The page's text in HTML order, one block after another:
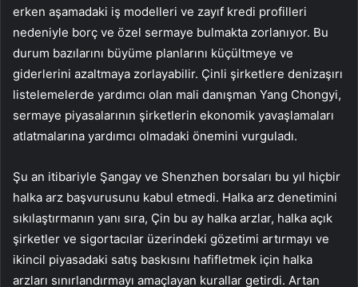
erken aşamadaki iş modelleri ve zayıf kredi profilleri
nedeniyle borç ve özel sermaye bulmakta zorlanıyor. Bu
durum bazılarını büyüme planlarını küçültmeye ve
giderlerini azaltmaya zorlayabilir. Çinli şirketlere denizaşırı
listelemelerde yardımcı olan mali danışman Yang Chongyi,
sermaye piyasalarının şirketlerin ekonomik yavaşlamaları
atlatmalarına yardımcı olmadaki önemini vurguladı.
Şu an itibariyle Şangay ve Shenzhen borsaları bu yıl hiçbir
halka arz başvurusunu kabul etmedi. Halka arz denetimini
sıkılaştırmanın yanı sıra, Çin bu ay halka arzlar, halka açık
şirketler ve sigortacılar üzerindeki gözetimi artırmayı ve
ikincil piyasadaki satış baskısını hafifletmek için halka
arzları sınırlandırmayı amaçlayan kurallar getirdi. Artan